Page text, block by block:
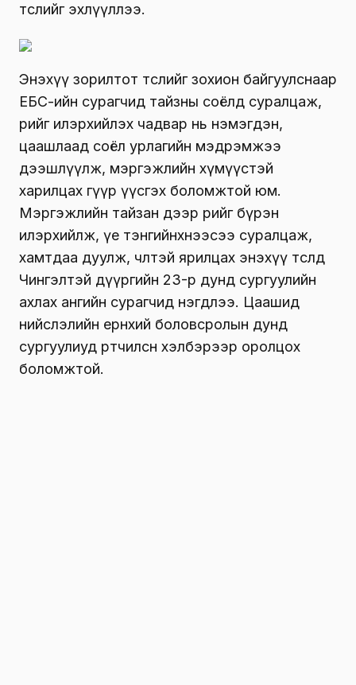
төслийг эхлүүллээ.
Энэхүү зорилтот төслийг зохион байгуулснаар
ЕБС-ийн сурагчид тайзны соёлд суралцаж,
өөрийгөө илэрхийлэх чадвар нь нэмэгдэн,
цаашлаад соёл урлагийн мэдрэмжээ
дээшлүүлж, мэргэжлийн хүмүүстэй
харилцах гүүр үүсгэх боломжтой юм.
Мэргэжлийн тайзан дээр өөрийгөө бүрэн
илэрхийлж, үе тэнгийнхнээсээ суралцаж,
хамтдаа дуулж, чөлөөтэй ярилцах энэхүү төсөлд
Чингэлтэй дүүргийн 23-р дунд сургуулийн
ахлах ангийн сурагчид нэгдлээ. Цаашид
нийслэлийн ерөнхий боловсролын дунд
сургуулиуд өртөөчилсөн хэлбэрээр оролцох
боломжтой.